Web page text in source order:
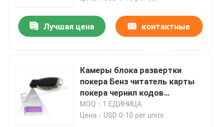
Лучшая цена контактные
Камеры блока развертки
покера Бенз читатель карты
покера чернил кодов
штриховой маркировки
автомобильной ключевой
MOQ：1 ЕДИНИЦА
Цена：USD 0-10 per units